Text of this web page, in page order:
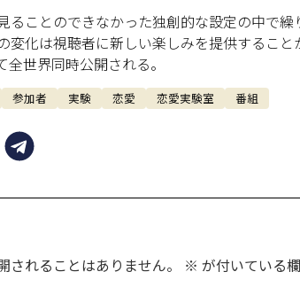
ることのできなかった独創的な設定の中で
変化は視聴者に新しい楽しみを提供するこ
世界同時公開される。
参加者 実験 恋愛 恋愛実験室 番組
されることはありません。 ※ が付いている